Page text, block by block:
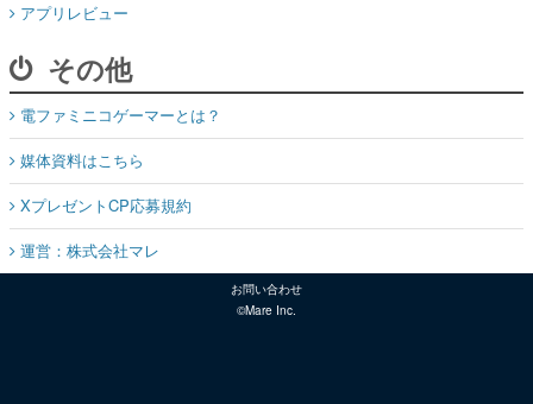
アプリレビュー
その他
電ファミニコゲーマーとは？
媒体資料はこちら
XプレゼントCP応募規約
運営：株式会社マレ
お問い合わせ
©Mare Inc.